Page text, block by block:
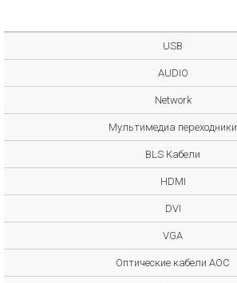
USB
AUDIO
Network
Мультимедиа переходники
BLS Кабели
HDMI
DVI
VGA
Оптические кабели AOC